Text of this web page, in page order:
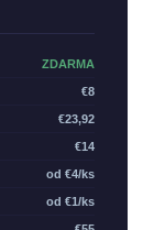
ZDARMA
€8
€23,92
€14
od €4/ks
od €1/ks